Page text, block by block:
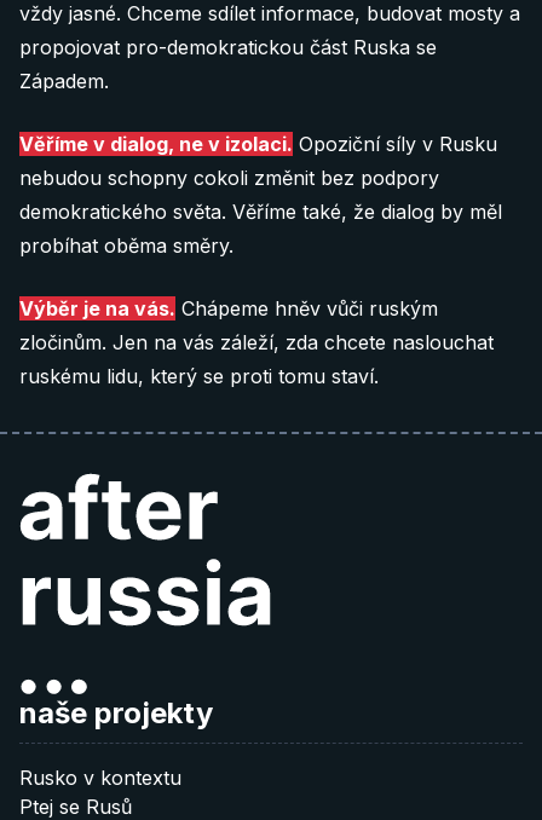
vždy jasné. Chceme sdílet informace, budovat mosty a
propojovat pro-demokratickou část Ruska se
Západem.
Věříme v dialog, ne v izolaci. Opoziční síly v Rusku
nebudou schopny cokoli změnit bez podpory
demokratického světa. Věříme také, že dialog by měl
probíhat oběma směry.
Výběr je na vás. Chápeme hněv vůči ruským
zločinům. Jen na vás záleží, zda chcete naslouchat
ruskému lidu, který se proti tomu staví.
naše projekty
Rusko v kontextu
Ptej se Rusů